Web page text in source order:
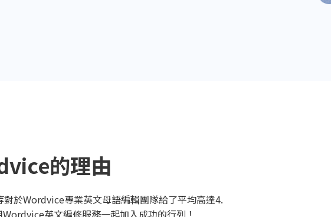
的理由
於Wordvice專業英文母語編輯團隊給了平均高達4.
英文編修服務一起加入成功的行列！